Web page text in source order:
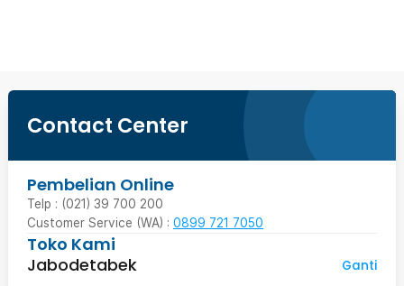
Contact Center
Pembelian Online
Telp : (021) 39 700 200
Customer Service (WA) : 0899 721 7050
Toko Kami
Jabodetabek
Ganti